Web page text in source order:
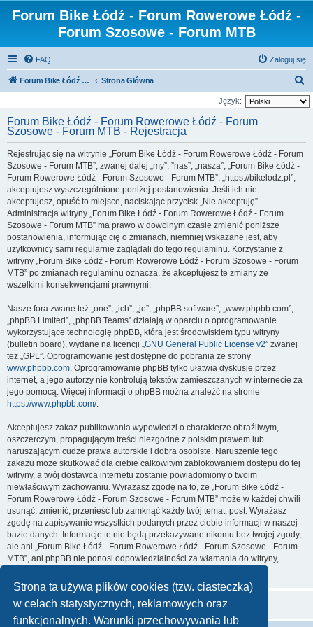
Strona ta używa plików cookies (tzw. ciasteczka)
w celach statystycznych, reklamowych oraz
funkcjonalnych. Warunki przechowywania lub
Forum Bike Łódź - Forum Rowerowe Łódź -
Forum Szosowe - Forum MTB
FAQ Zaloguj się
Forum Bike Łódź - Forum Rowerowe Łódź - Forum Szosowe - Forum MTB Strona Główna
z
Język:
Forum Bike Łódź - Forum Rowerowe Łódź - Forum
Szosowe - Forum MTB - Rejestracja
Rejestrując się na witrynie „Forum Bike Łódź - Forum Rowerowe Łódź - Forum
Szosowe - Forum MTB”, zwanej dalej „my”, ”nas”, „nasza”, „Forum Bike Łódź -
Forum Rowerowe Łódź - Forum Szosowe - Forum MTB”, „https://bikelodz.pl”,
akceptujesz wyszczególnione poniżej postanowienia. Jeśli ich nie
akceptujesz, opuść to miejsce, naciskając przycisk „Nie akceptuję”.
Administracja witryny „Forum Bike Łódź - Forum Rowerowe Łódź - Forum
Szosowe - Forum MTB” ma prawo w dowolnym czasie zmienić poniższe
postanowienia, informując cię o zmianach, niemniej wskazane jest, aby
użytkownicy sami regularnie zaglądali do tego regulaminu. Korzystanie z
witryny „Forum Bike Łódź - Forum Rowerowe Łódź - Forum Szosowe - Forum
MTB” po zmianach regulaminu oznacza, że akceptujesz te zmiany ze
wszelkimi konsekwencjami prawnymi.
Nasze fora zwane też „one”, „ich”, „je”, „phpBB software”, „www.phpbb.com”,
„phpBB Limited”, „phpBB Teams” działają w oparciu o oprogramowanie
wykorzystujące technologię phpBB, która jest środowiskiem typu witryny
(bulletin board), wydane na licencji „GNU General Public License v2” zwanej
też „GPL”. Oprogramowanie jest dostępne do pobrania ze strony
www.phpbb.com. Oprogramowanie phpBB tylko ułatwia dyskusje przez
internet, a jego autorzy nie kontrolują tekstów zamieszczanych w internecie za
jego pomocą. Więcej informacji o phpBB można znaleźć na stronie
https://www.phpbb.com/.
Akceptujesz zakaz publikowania wypowiedzi o charakterze obraźliwym,
oszczerczym, propagującym treści niezgodne z polskim prawem lub
naruszającym cudze prawa autorskie i dobra osobiste. Naruszenie tego
zakazu może skutkować dla ciebie całkowitym zablokowaniem dostępu do tej
witryny, a twój dostawca internetu zostanie powiadomiony o twoim
niewłaściwym zachowaniu. Wyrażasz zgodę na to, że „Forum Bike Łódź -
Forum Rowerowe Łódź - Forum Szosowe - Forum MTB” może w każdej chwili
usunąć, zmienić, przenieść lub zamknąć każdy twój temat, post. Wyrażasz
zgodę na zapisywanie wszystkich podanych przez ciebie informacji w naszej
bazie danych. Informacje te nie będą przekazywane nikomu bez twojej zgody,
ale ani „Forum Bike Łódź - Forum Rowerowe Łódź - Forum Szosowe - Forum
MTB”, ani phpBB nie ponosi odpowiedzialności za włamania do witryny,